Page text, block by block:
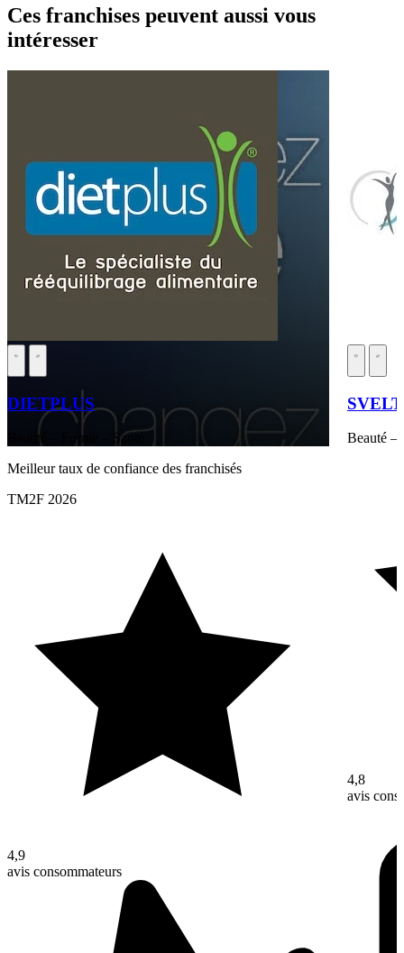
Ces franchises peuvent aussi vous
intéresser
DIETPLUS
Beauté – Forme – Santé
Meilleur taux de confiance des franchisés
TM2F 2026
4,9
avis consommateurs
Beauté –
4,8
avis